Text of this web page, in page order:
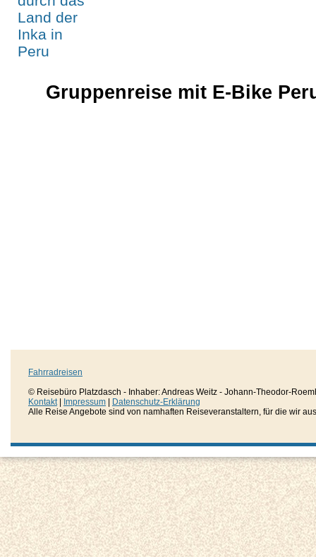
Gruppenreise mit E-Bike
Fahrradreisen
© Reisebüro Platzdasch - Inhaber: Andreas Weitz - Johann-Theodor-
Kontakt| Impressum
Datenschutz-Erklärung
Alle Reise Angebote sind von namhaften Reiseveranstaltern, für die wir